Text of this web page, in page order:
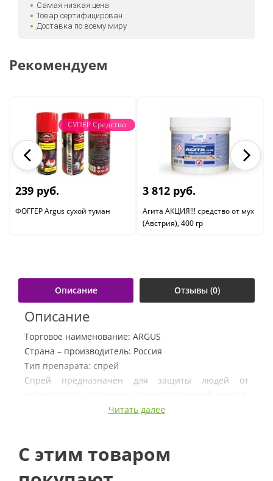
Самая низкая цена
Товар сертифицирован
Доставка по всему миру
Рекомендуем
СУПЕР Средство
239 руб.
ФОГГЕР Argus сухой туман
3 812 руб.
Агита АКЦИЯ!!! средство от мух
(Австрия), 400 гр
Описание Отзывы (0)
Описание
Торговое наименование: ARGUS
Страна – производитель: Россия
Тип препарата: спрей
Спрей предназначен для защиты людей от
мошек, шершней, москитов, мокрецов).
походе, на рыбалке, охоте.
Читать далее
C этим товаром